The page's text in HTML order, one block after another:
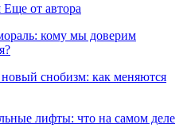
Еще от автора
кому мы доверим
снобизм: как меняются
лифты: что на самом деле